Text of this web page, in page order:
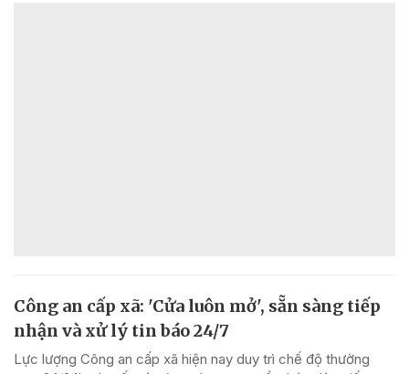
Công an cấp xã: 'Cửa luôn mở', sẵn sàng tiếp
nhận và xử lý tin báo 24/7
Lực lượng Công an cấp xã hiện nay duy trì chế độ thường